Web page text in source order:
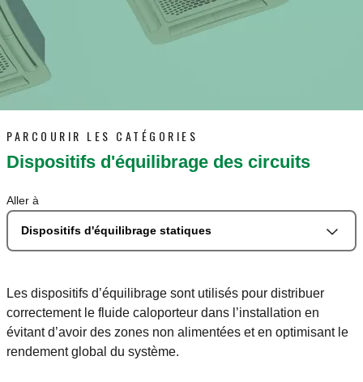
PARCOURIR LES CATÉGORIES
Dispositifs d'équilibrage des circuits
Aller à
Dispositifs d'équilibrage statiques
Les dispositifs d’équilibrage sont utilisés pour distribuer
correctement le fluide caloporteur dans l’installation en
évitant d’avoir des zones non alimentées et en optimisant le
rendement global du système.